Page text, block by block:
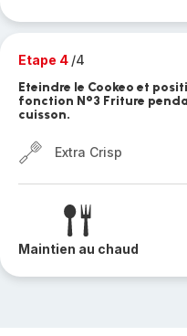
Etape 4 /4
Eteindre le Cookeo et
fonction N°3 Friture
cuisson.
Extra Crisp
Maintien au chaud